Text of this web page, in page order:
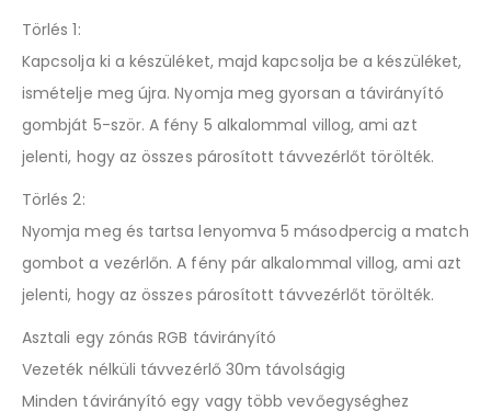
Törlés 1:
Kapcsolja ki a készüléket, majd kapcsolja be a készüléket,
ismételje meg újra. Nyomja meg gyorsan a távirányító
gombját 5-ször. A fény 5 alkalommal villog, ami azt
jelenti, hogy az összes párosított távvezérlőt törölték.
Törlés 2:
Nyomja meg és tartsa lenyomva 5 másodpercig a match
gombot a vezérlőn. A fény pár alkalommal villog, ami azt
jelenti, hogy az összes párosított távvezérlőt törölték.
Asztali egy zónás RGB távirányító
Vezeték nélküli távvezérlő 30m távolságig
Minden távirányító egy vagy több vevőegységhez